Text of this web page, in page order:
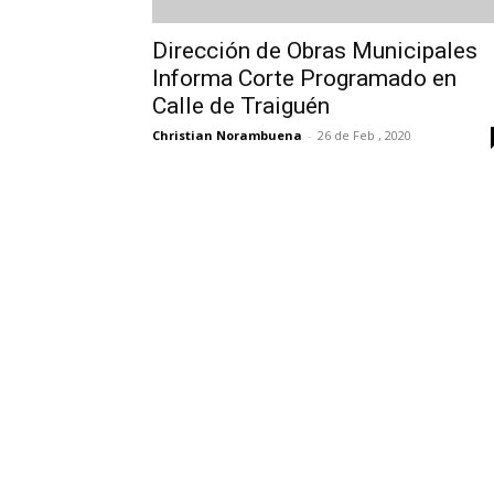
Dirección de Obras Municipales
Informa Corte Programado en
Calle de Traiguén
Christian Norambuena - 26 de Feb , 2020